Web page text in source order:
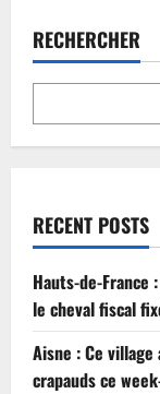
vents
ce
RECHERCHER
RECENT POSTS
Hauts-de-
le cheval fiscal
Aisne : Ce
crapauds ce